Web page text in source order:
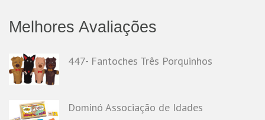
Melhores Avaliações
447- Fantoches Três Porquinhos
Dominó Associação de Idades